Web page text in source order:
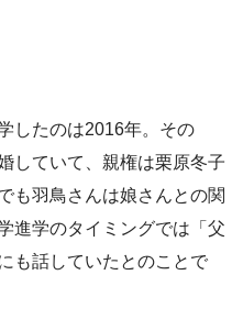
したのは2016年。その
していて、親権は栗原冬子
も羽鳥さんは娘さんとの関
進学のタイミングでは「父
も話していたとのことで